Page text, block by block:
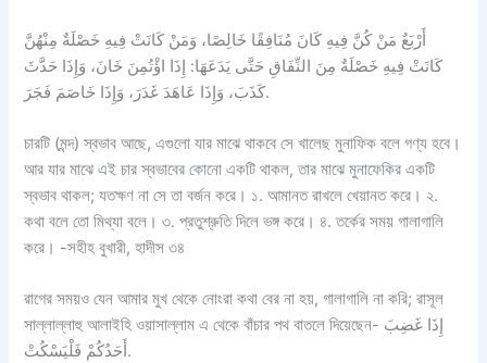
أَرْبَعٌ مَنْ كُنَّ فِيهِ كَانَ مُنَافِقًا خَالِصًا، وَمَنْ كَانَتْ فِيهِ خَصْلَةٌ مِنْهُنَّ
كَانَتْ فِيهِ خَصْلَةٌ مِنَ النِّفَاقِ حَتَّى يَدَعَهَا: إِذَا اؤْتُمِنَ خَانَ، وَإِذَا حَدَّثَ
كَذَبَ، وَإِذَا عَاهَدَ غَدَرَ، وَإِذَا خَاصَمَ فَجَرَ.
চারটি (মন্দ) স্বভাব আছে, এগুলো যার মাঝে থাকবে সে খালেছ মুনাফিক বলে গণ্য হবে।
আর যার মাঝে এই চার স্বভাবের কোনো একটি থাকল, তার মাঝে মুনাফেকির একটি
স্বভাব থাকল; যতক্ষণ না সে তা বর্জন করে। ১. আমানত রাখলে খেয়ানত করে। ২.
কথা বলে তো মিথ্যা বলে। ৩. প্রতুশ্রুতি দিলে ভঙ্গ করে। ৪. তর্কের সময় গালাগালি
করে। -সহীহ বুখারী, হাদীস ৩৪
রাগের সময়ও যেন আমার মুখ থেকে নোংরা কথা বের না হয়, গালাগালি না করি; রাসূল
সাল্লাল্লাহু আলাইহি ওয়াসাল্লাম এ থেকে বাঁচার পথ বাতলে দিয়েছেন- إِذَا غَضِبَ
أَحَدُكُمْ فَلْيَسْكُتْ.